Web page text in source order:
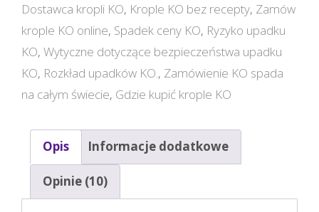
Dostawca kropli KO, Krople KO bez recepty, Zamów
krople KO online, Spadek ceny KO, Ryzyko upadku
KO, Wytyczne dotyczące bezpieczeństwa upadku
KO, Rozkład upadków KO., Zamówienie KO spada
na całym świecie, Gdzie kupić krople KO
Opis Informacje dodatkowe
Opinie (10)